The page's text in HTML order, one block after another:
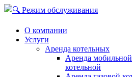
О компании
Услуги
Аренда котельных
Аренда
котельной